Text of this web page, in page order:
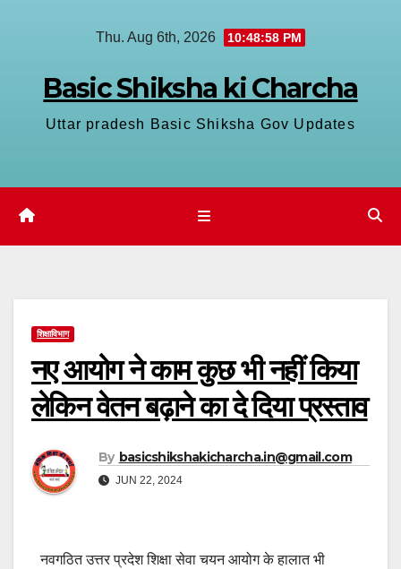
Thu. Aug 6th, 2026 10:48:59 PM
Basic Shiksha ki Charcha
Uttar pradesh Basic Shiksha Gov Updates
शिक्षाविभाग
नए आयोग ने काम कुछ भी नहीं किया
लेकिन वेतन बढ़ाने का दे दिया प्रस्ताव
By basicshikshakicharcha.in@gmail.com
JUN 22, 2024
नवगठित उत्तर प्रदेश शिक्षा सेवा चयन आयोग के हालात भी